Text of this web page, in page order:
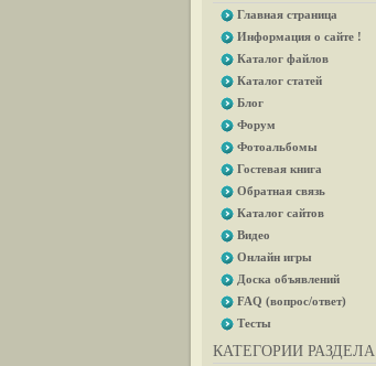
Главная страница
Информация о сайте !
Каталог файлов
Каталог статей
Блог
Форум
Фотоальбомы
Гостевая книга
Обратная связь
Каталог сайтов
Видео
Онлайн игры
Доска объявлений
FAQ (вопрос/ответ)
Тесты
КАТЕГОРИИ РАЗДЕЛА